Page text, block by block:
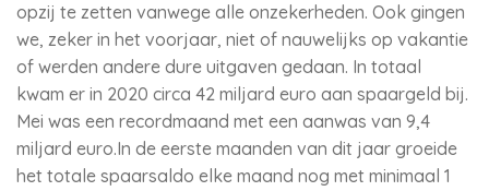
opzij te zetten vanwege alle onzekerheden. Ook gingen
we, zeker in het voorjaar, niet of nauwelijks op vakantie
of werden andere dure uitgaven gedaan. In totaal
kwam er in 2020 circa 42 miljard euro aan spaargeld bij.
Mei was een recordmaand met een aanwas van 9,4
miljard euro.In de eerste maanden van dit jaar groeide
het totale spaarsaldo elke maand nog met minimaal 1